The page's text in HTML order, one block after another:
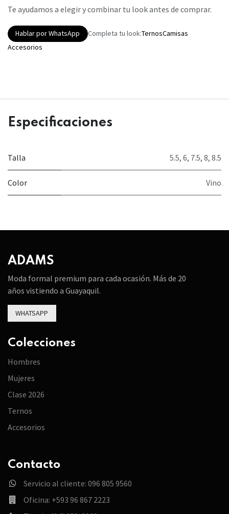
Te ayudamos a elegir y combinar tu look antes de comprar.
Hablar por WhatsApp Completa tu look:TernosCamisas
Accesorios
Especificaciones
Talla 5.5, 6, 7.5, 8, 8.5
Color Vino
ADAMS
Moda formal premium para cada ocasión. Más de 20
años vistiendo a Guayaquil.
WHATSAPP
Colecciones
Hombres
Mujeres
Clase 2026
Ternos
Accesorios
Contacto
Servicio al cliente: 096 805 9560
Oficina: +593 96 867 2223